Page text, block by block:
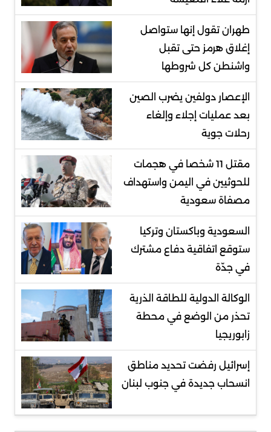
طهران تقول إنها ستواصل
إغلاق هرمز حتى تقبل
واشنطن كل شروطها
الإعصار دولفين يضرب الصين
بعد عمليات إجلاء وإلغاء
رحلات جوية
مقتل 11 شخصا في هجمات
للحوثيين في اليمن واستهداف
مصفاة سعودية
السعودية وباكستان وتركيا
ستوقع اتفاقية دفاع مشترك
في جدّة
الوكالة الدولية للطاقة الذرية
تحذر من الوضع في محطة
زابوريجيا
إسرائيل رفضت تحديد مناطق
انسحاب جديدة في جنوب لبنان